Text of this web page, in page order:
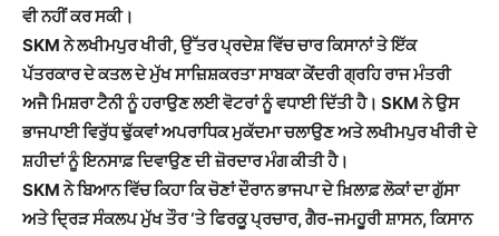
ਵੀ ਨਹੀਂ ਕਰ ਸਕੀ।
SKM ਨੇ ਲਖੀਮਪੁਰ ਖੀਰੀ,ਉੱਤਰ ਪ੍ਰਦੇਸ਼ ਵਿੱਚ ਚਾਰ ਕਿਸਾਨਾਂ ਤੇ ਇੱਕ
ਪੱਤਰਕਾਰ ਦੇ ਕਤਲਦੇ ਮੁੱਖ ਸਾਜ਼ਿਸ਼ਕਰਤਾ ਸਾਬਕਾ ਕੇਂਦਰੀ ਗ੍ਰਹਿ ਰਾਜ ਮੰਤਰੀ
ਅਜੈ ਮਿਸ਼ਰਾ ਟੈਨੀ ਨੂੰ ਹਰਾਉਣ ਲਈ ਵੋਟਰਾਂ ਨੂੰ ਵਧਾਈ ਦਿੱਤੀ ਹੈ। SKM ਨੇ ਉਸ
ਭਾਜਪਾਈਵਿਰੁੱਧ ਢੁੱਕਵਾਂ ਅਪਰਾਧਿਕ ਮੁਕੱਦਮਾ ਚਲਾਉਣ ਅਤੇ ਲਖੀਮਪੁਰ ਖੀਰੀ ਦੇ
ਸ਼ਹੀਦਾਂ ਨੂੰ ਇਨਸਾਫ਼ ਦਿਵਾਉਣ ਦੀ ਜ਼ੋਰਦਾਰ ਮੰਗ ਕੀਤੀ ਹੈ।
SKM ਨੇ ਬਿਆਨ ਵਿੱਚ ਕਿਹਾ ਕਿ ਚੋਣਾਂ ਦੌਰਾਨਭਾਜਪਾ ਦੇ ਖ਼ਿਲਾਫ਼ ਲੋਕਾਂ ਦਾ ਗੁੱਸਾ
ਅਤੇ ਦ੍ਰਿੜ ਸੰਕਲਪ ਮੁੱਖ ਤੌਰ ‘ਤੇ ਫਿਰਕੂ ਪ੍ਰਚਾਰ, ਗੈਰ-ਜਮਹੂਰੀ ਸ਼ਾਸਨ, ਕਿਸਾਨ